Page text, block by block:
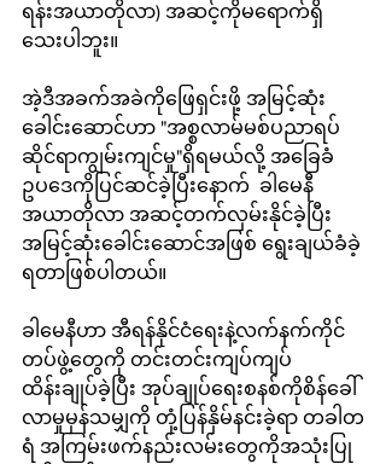
ရန်းအယာတိုလာ) အဆင့်ကိုမရောက်ရှိ
သေးပါဘူး။
အဲ့ဒီအခက်အခဲကိုဖြေရှင်းဖို့ အမြင့်ဆုံး
ခေါင်းဆောင်ဟာ "အစ္စလာမ်မစ်ပညာရပ်
ဆိုင်ရာကျွမ်းကျင်မှု"ရှိရမယ်လို့ အခြေခံ
ဥပဒေကိုပြင်ဆင်ခဲ့ပြီးနောက်  ခါမေနီ
အယာတိုလာ အဆင့်တက်လှမ်းနိုင်ခဲ့ပြီး
အမြင့်ဆုံးခေါင်းဆောင်အဖြစ် ရွေးချယ်ခံခဲ့
ရတာဖြစ်ပါတယ်။
ခါမေနီဟာ အီရန်နိုင်ငံရေးနဲ့လက်နက်ကိုင်
တပ်ဖွဲ့တွေကို တင်းတင်းကျပ်ကျပ်
ထိန်းချုပ်ခဲ့ပြီး အုပ်ချုပ်ရေးစနစ်ကိုစိန်ခေါ်
လာမှုမှန်သမျှကို တုံ့ပြန်နှိမ်နင်းခဲ့ရာ တခါတ
ရံ အကြမ်းဖက်နည်းလမ်းတွေကိုအသုံးပြု